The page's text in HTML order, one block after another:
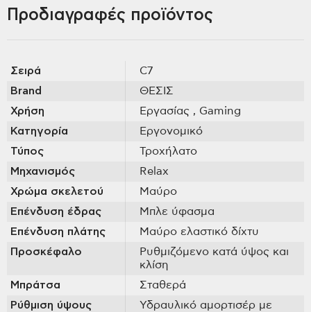
Προδιαγραφές προϊόντος
Σειρά
C7
Brand
ΘΕΣΙΣ
Χρήση
Εργασίας , Gaming
Κατηγορία
Εργονομικό
Τύπος
Τροχήλατο
Μηχανισμός
Relax
Χρώμα σκελετού
Μαύρο
Επένδυση έδρας
Μπλε ύφασμα
Επένδυση πλάτης
Μαύρο ελαστικό δίχτυ
Προσκέφαλο
Ρυθμιζόμενο κατά ύψος και
κλίση
Μπράτσα
Σταθερά
Ρύθμιση ύψους
Υδραυλικό αμορτισέρ με